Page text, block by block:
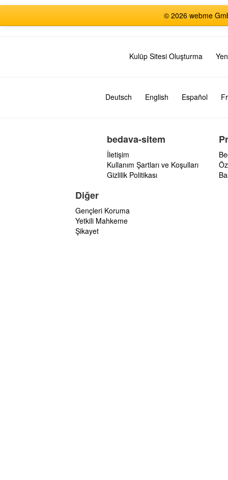
© 2026 webme
Kulüp Sitesi Oluşturma
Deutsch English Español
bedava-sitem
İletişim
Kullanım Şartları ve Koşulları
Gizlilik Politikası
Diğer
Gençleri Koruma
Yetkili Mahkeme
Şikayet